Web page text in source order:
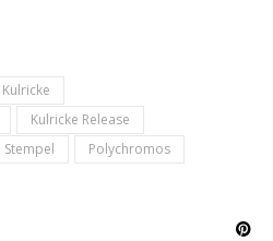
Kulricke Release
Stempel
Polychromos